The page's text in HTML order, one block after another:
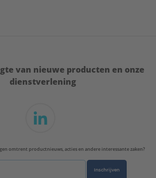
van nieuwe producten en onze
dienstverlening
omtrent productnieuws, acties en andere interessante zaken?
Inschrijven